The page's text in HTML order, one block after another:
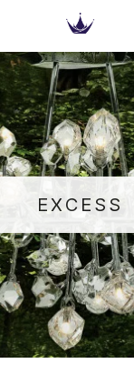
EXCESS